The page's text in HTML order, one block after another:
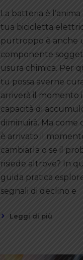
La batteria è
tua bicicletta
purtroppo è anche
componente
usura chimica. Per
tu possa averne
arriverà il momento
capacità di
diminuirà. Ma come
è arrivato il
cambiarla o se il
risiede altrove? In
guida pratica
segnali di declino e
Leggi di più